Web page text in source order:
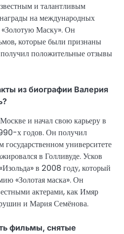
и талантливым
на международных
«Золотую Маску». Он
которые были признаны
положительные отзывы
из биографии Валерия
и начал свою карьеру в
х годов. Он получил
государственном университете
в Голливуде. Усков
в 2008 году, который
«Золотая маска». Он
актерами, как Имяр
и Мария Семёнова.
фильмы, снятые